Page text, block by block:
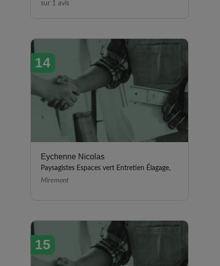
sur 1 avis
14
Eychenne Nicolas
Paysagistes Espaces vert Entretien Élagage,
Miremont
15